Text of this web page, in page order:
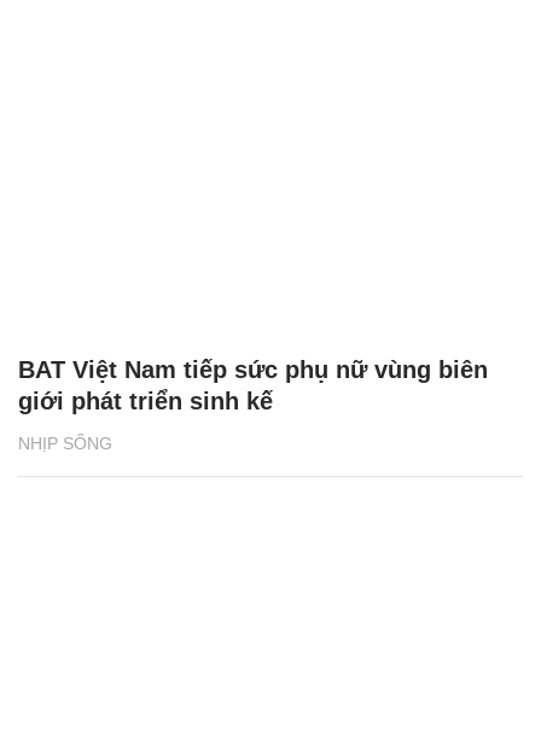
NHỊP SỐNG
BAT Việt Nam tiếp sức phụ nữ vùng biên
giới phát triển sinh kế